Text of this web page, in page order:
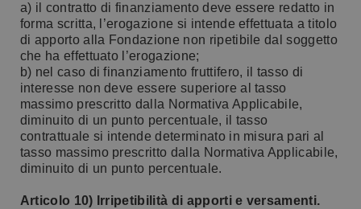
a) il contratto di finanziamento deve essere redatto in
forma scritta, l’erogazione si intende effettuata a titolo
di apporto alla Fondazione non ripetibile dal soggetto
che ha effettuato l’erogazione;
b) nel caso di finanziamento fruttifero, il tasso di
interesse non deve essere superiore al tasso
massimo prescritto dalla Normativa Applicabile,
diminuito di un punto percentuale, il tasso
contrattuale si intende determinato in misura pari al
tasso massimo prescritto dalla Normativa Applicabile,
diminuito di un punto percentuale.
Articolo 10) Irripetibilità di apporti e versamenti.